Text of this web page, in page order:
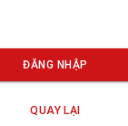
ĐĂNG NHẬP
QUAY LẠI